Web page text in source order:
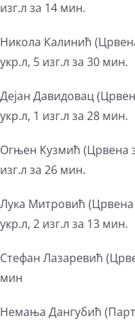
изг.л за 14 мин.
Никола Калинић
укр.л, 5 изг.л за 30 мин.
Дејан Давидовац
укр.л, 1 изг.л за 28 мин.
Огњен Кузмић (Црвена
изг.л за 26 мин.
Лука Митровић (Црвена
укр.л, 2 изг.л за 13 мин.
Стефан Лазаревић
мин
Немања Дангубић